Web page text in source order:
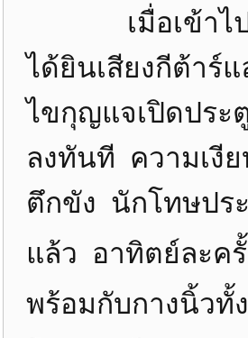
เมื่อเข้าไปที่ห
ได้ยินเสียงกีต้าร์แ
ไขกุญแจเปิดประ
ลงทันที ความเงี
ตึกขัง นักโทษประ
แล้ว อาทิตย์ละค
พร้อมกับกางนิ้วทั้